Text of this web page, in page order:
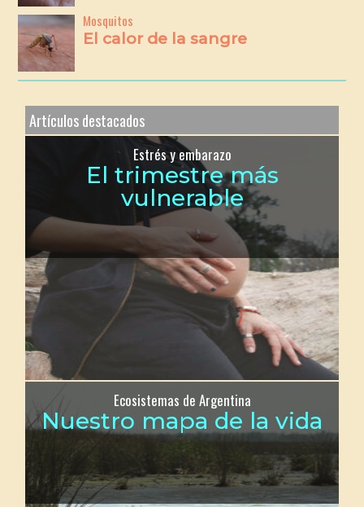
Mosquitos
El calor de la sangre
Artículos destacados
Estrés y embarazo
El trimestre más
vulnerable
Ecosistemas de Argentina
Nuestro mapa de la vida